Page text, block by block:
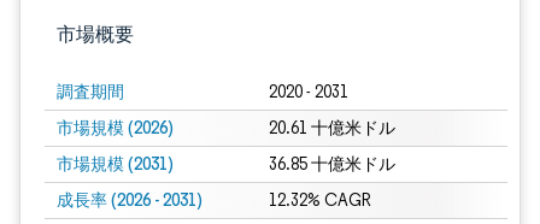
市場概要
調査期間 2020 - 2031
市場規模 (2026) 20.61 十億米ドル
市場規模 (2031) 36.85 十億米ドル
成長率 (2026 - 2031) 12.32% CAGR